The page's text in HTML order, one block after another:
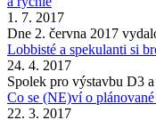
1. 7. 2017
Dne 2. června 2017
Lobbisté a spekulanti si
24. 4. 2017
Spolek pro výstavbu D3
Co se (NE)ví o
22. 3. 2017